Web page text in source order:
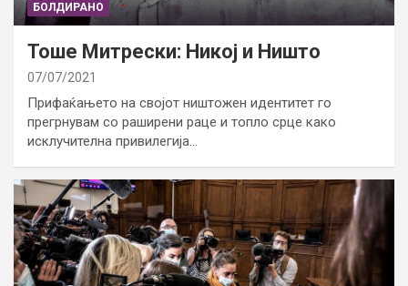
БОЛДИРАНО
Тоше Митрески: Никој и Ништо
07/07/2021
Прифаќањето на својот ништожен идентитет го
прегрнувам со раширени раце и топло срце како
исклучителна привилегија…